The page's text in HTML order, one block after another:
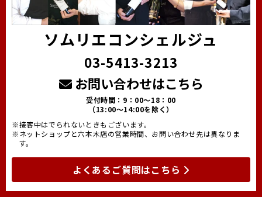
ソムリエコンシェルジュ
03-5413-3213
お問い合わせはこちら
受付時間：9：00～18：00
（13:00～14:00を除く）
※接客中はでられないときもございます。
※ネットショップと六本木店の営業時間、お問い合わせ先は異なりま
す。
よくあるご質問はこちら